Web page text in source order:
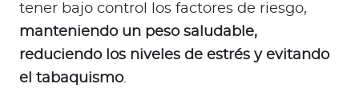
tener bajo control los factores de riesgo,
manteniendo un peso saludable,
reduciendo los niveles de estrés y evitando
el tabaquismo.